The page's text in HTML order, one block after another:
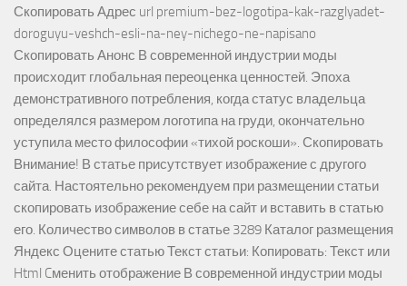
Скопировать Адрес url premium-bez-logotipa-kak-razglyadet-
doroguyu-veshch-esli-na-ney-nichego-ne-napisano
Скопировать Анонс В современной индустрии моды
происходит глобальная переоценка ценностей. Эпоха
демонстративного потребления, когда статус владельца
определялся размером логотипа на груди, окончательно
уступила место философии «тихой роскоши». Скопировать
Внимание! В статье присутствует изображение с другого
сайта. Настоятельно рекомендуем при размещении статьи
скопировать изображение себе на сайт и вставить в статью
его. Количество символов в статье 3289 Каталог размещения
Яндекс Оцените статью Текст статьи: Копировать: Текст или
Html Cменить отображение В современной индустрии моды